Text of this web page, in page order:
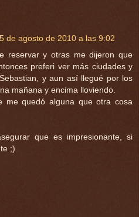
de agosto de 2010 a las 9:02
reservar y otras me dijeron que
preferi ver más ciudades y
y aun así llegué por los
mañana y encima lloviendo.
me quedó alguna que otra cosa
que es impresionante, si
;)